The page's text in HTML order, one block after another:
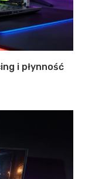
i płynność